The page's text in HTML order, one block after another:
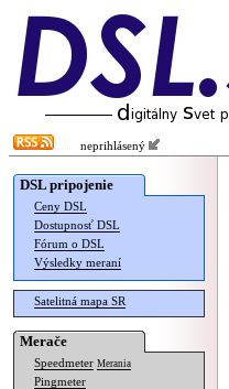
neprihlásený
DSL pripojenie
Ceny DSL
Dostupnosť DSL
Fórum o DSL
Výsledky meraní
Satelitná mapa SR
Merače
Speedmeter Merania
Pingmeter